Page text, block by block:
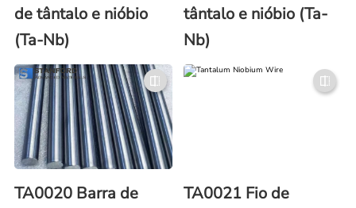
de tântalo e nióbio
(Ta-Nb)
tântalo e nióbio (Ta-
Nb)
TA0020 Barra de
TA0021 Fio de